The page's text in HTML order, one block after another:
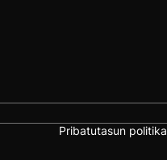
Pribatutasun politika